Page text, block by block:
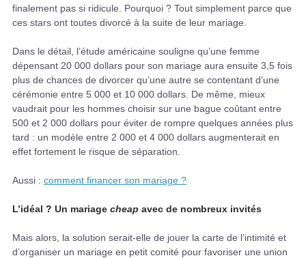
finalement pas si ridicule. Pourquoi ? Tout simplement parce que
ces stars ont toutes divorcé à la suite de leur mariage.
Dans le détail, l’étude américaine souligne qu’une femme
dépensant 20 000 dollars pour son mariage aura ensuite 3,5 fois
plus de chances de divorcer qu’une autre se contentant d’une
cérémonie entre 5 000 et 10 000 dollars. De même, mieux
vaudrait pour les hommes choisir sur une bague coûtant entre
500 et 2 000 dollars pour éviter de rompre quelques années plus
tard : un modèle entre 2 000 et 4 000 dollars augmenterait en
effet fortement le risque de séparation.
Aussi : comment financer son mariage ?
L’idéal ? Un mariage cheap avec de nombreux invités
Mais alors, la solution serait-elle de jouer la carte de l’intimité et
d’organiser un mariage en petit comité pour favoriser une union